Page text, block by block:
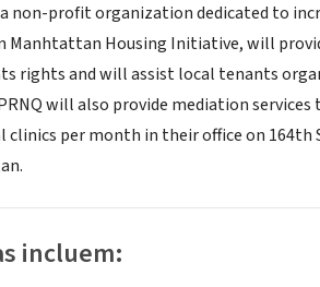
a non-profit organization dedicated to
Manhtattan Housing Initiative, will
rights and will assist local tenants
will also provide mediation
clinics per month in their office on
incluem: